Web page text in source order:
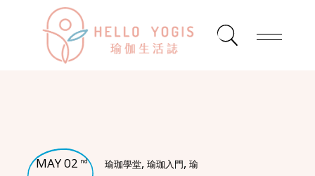
MAY 02 nd 瑜珈學堂,瑜珈入門,瑜